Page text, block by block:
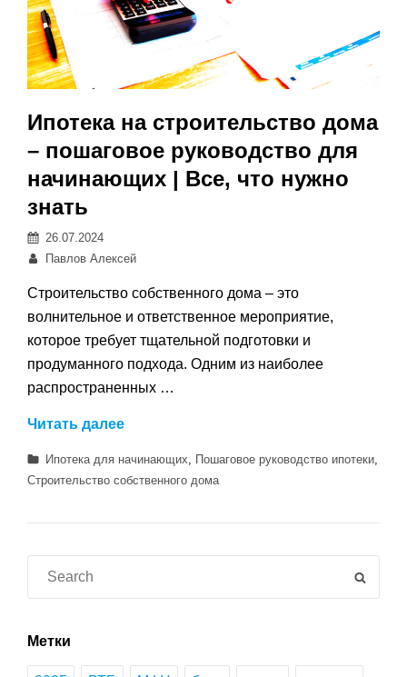
Ипотека на строительство дома
– пошаговое руководство для
начинающих | Все, что нужно
знать
Posted
on
26.07.2024
Автор:
Павлов Алексей
Строительство собственного дома – это
волнительное и ответственное мероприятие,
которое требует тщательной подготовки и
продуманного подхода. Одним из наиболее
распространенных …
Читать далееИпотека
строительство
Категории
Ипотека для начинающих, Пошаговое руководство ипотеки,
Строительство собственного дома
Метки